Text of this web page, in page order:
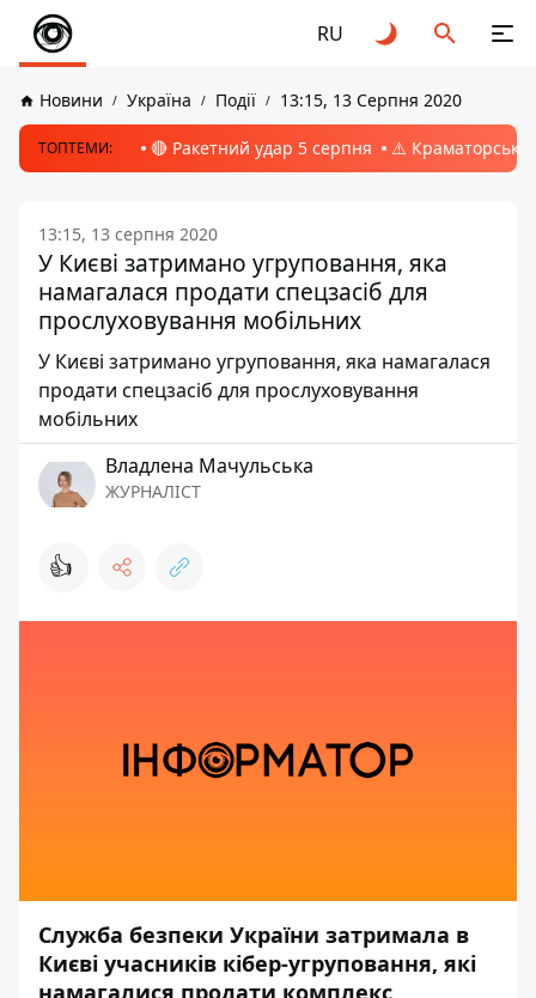
RU
Новини Україна Події 13:15, 13 Серпня 2020
ТОПТЕМИ: 🔴 Ракетний удар 5 серпня ⚠️ Краматорськ,
13:15, 13 серпня 2020
У Києві затримано угруповання, яка
намагалася продати спецзасіб для
прослуховування мобільних
У Києві затримано угруповання, яка намагалася
продати спецзасіб для прослуховування
мобільних
Владлена Мачульська
ЖУРНАЛІСТ
👍
Служба безпеки України затримала в
Києві учасників кібер-угруповання, які
намагалися продати комплекс